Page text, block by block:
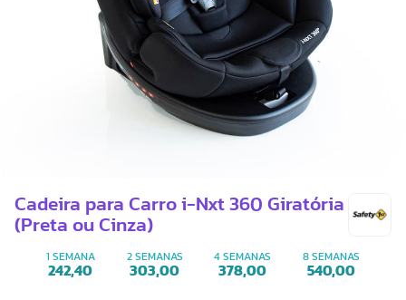
Cadeira para Carro i-Nxt 360 Giratória
(Preta ou Cinza)
1 SEMANA
242,40
2 SEMANAS
303,00
4 SEMANAS
378,00
8 SEMANAS
540,00